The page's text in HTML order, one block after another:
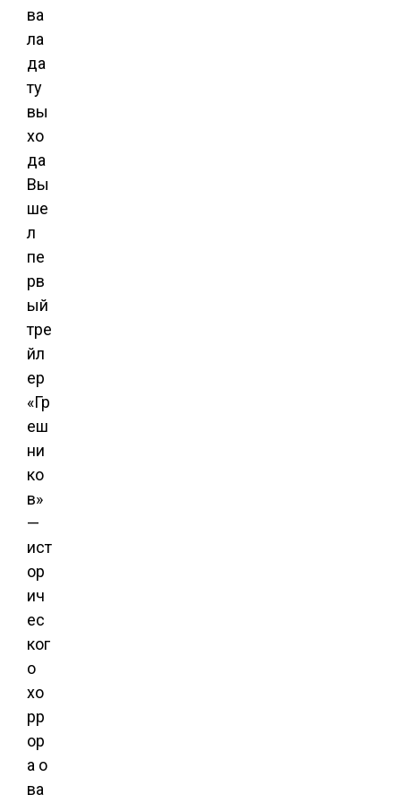
ва
ла
да
ту
вы
хо
да
Вы
ше
л
пе
рв
ый
тре
йл
ер
«Гр
еш
ни
ко
в»
—
ист
ор
ич
ес
ког
о
хо
рр
ор
а о
ва